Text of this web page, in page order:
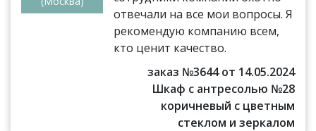
отвечали на все мои вопросы. Я
рекомендую компанию всем,
кто ценит качество.
заказ №3644 от 14.05.2024
Шкаф с антресолью №28
коричневый с цветным
стеклом и зеркалом